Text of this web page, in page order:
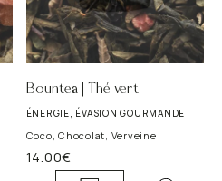
Bountea | Thé vert
ÉNERGIE, ÉVASION GOURMANDE
Coco, Chocolat, Verveine
14.00€